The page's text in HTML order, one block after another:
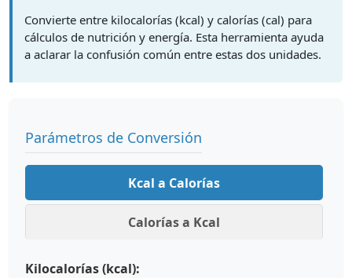
Convierte entre kilocalorías (kcal) y calorías (cal) para
cálculos de nutrición y energía. Esta herramienta ayuda
a aclarar la confusión común entre estas dos unidades.
Parámetros de Conversión
Kcal a Calorías
Calorías a Kcal
Kilocalorías (kcal):